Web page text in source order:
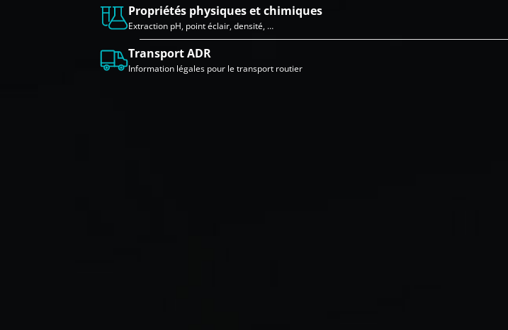
Propriétés physiques et chimiques
Extraction pH, point éclair, densité, …
Transport ADR
Information légales pour le transport routier